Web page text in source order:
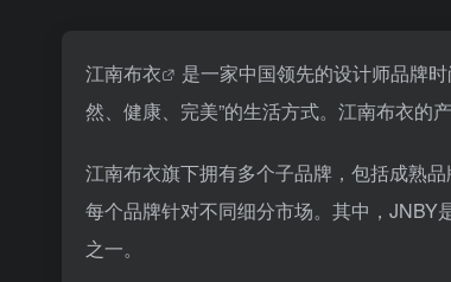
江南布衣
是一家中国领先的设计师品牌
然、健康、完美”的生活方式。江南布衣的
江南布衣旗下拥有多个子品牌，包括成熟
每个品牌针对不同细分市场。其中，JNBY
之一。